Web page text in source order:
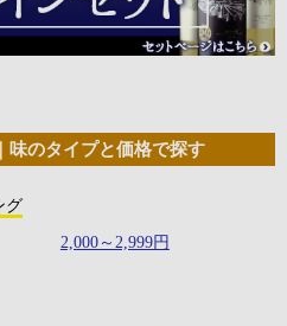
味のタイプと価格で探す
グ
2,000～2,999円